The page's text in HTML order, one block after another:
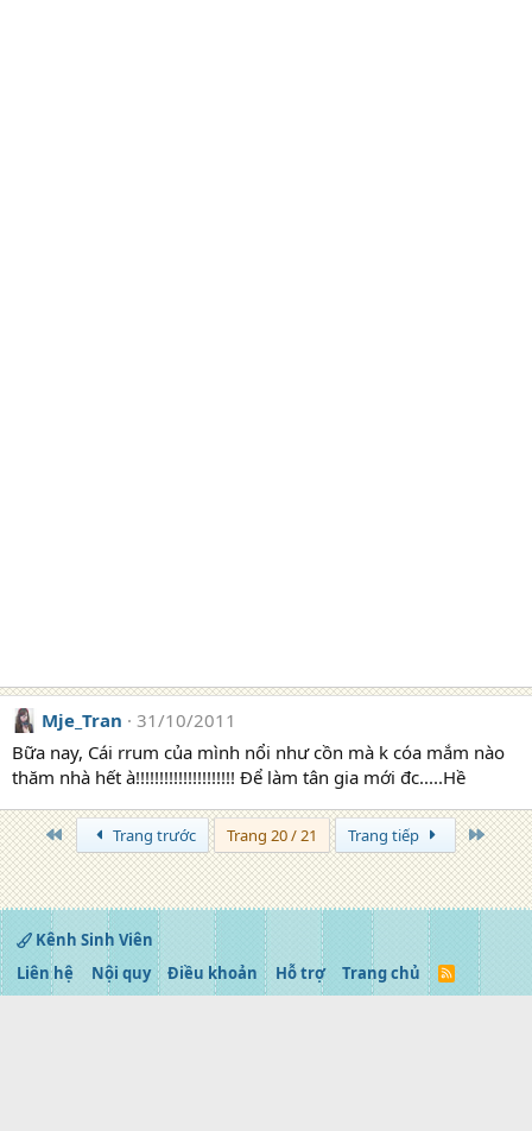
Mje_Tran
31/10/2011
Bữa nay, Cái rrum của mình nổi như cồn mà k cóa mắm nào
thăm nhà hết à!!!!!!!!!!!!!!!!!!!!! Để làm tân gia mới đc.....Hề
Trang đầuTrang trước Trang 20 / 21 Trang tiếp Trang
Kênh Sinh Viên
Liên hệ
Nội quy Điều khoản Hỗ trợ Trang chủ
R